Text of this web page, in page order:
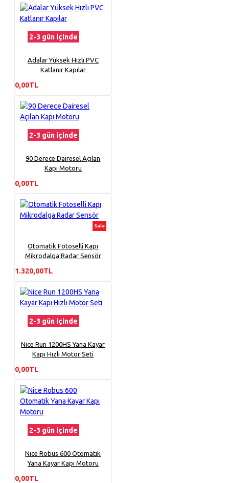
2-3 gün içinde
Adalar Yüksek Hızlı PVC
Katlanır Kapılar
0,00TL
2-3 gün içinde
90 Derece Dairesel Açılan
Kapı Motoru
0,00TL
Sale
Otomatik Fotoselli Kapı
Mikrodalga Radar Sensör
1.320,00TL
2-3 gün içinde
Nice Run 1200HS Yana Kayar
Kapı Hızlı Motor Seti
0,00TL
2-3 gün içinde
Nice Robus 600 Otomatik
Yana Kayar Kapı Motoru
0,00TL